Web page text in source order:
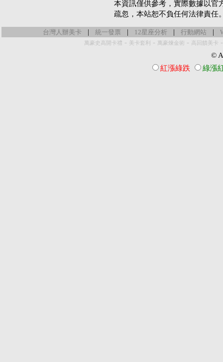
本資訊僅供參考，實際數據以官
疏忽，本站恕不負任何法律責任
台灣人辦美卡 | 統一發票 | 12星座分析 | 行動網站 |
萬豪史高開卡禮 - 美卡套利 - 萬豪煉金術 - 高回饋美卡
©
紅漲綠跌
綠漲